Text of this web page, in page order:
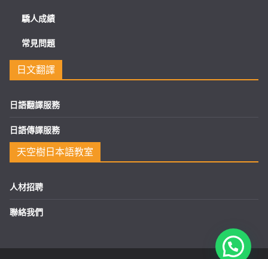
驕人成績
常見問題
日文翻譯
日語翻譯服務
日語傳譯服務
天空樹日本語教室
人材招聘
聯絡我們